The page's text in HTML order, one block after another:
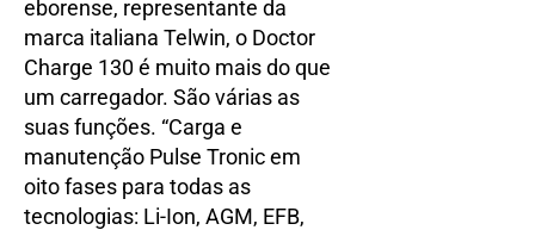
eborense, representante da
marca italiana Telwin, o Doctor
Charge 130 é muito mais do que
um carregador. São várias as
suas funções. “Carga e
manutenção Pulse Tronic em
oito fases para todas as
tecnologias: Li-Ion, AGM, EFB,